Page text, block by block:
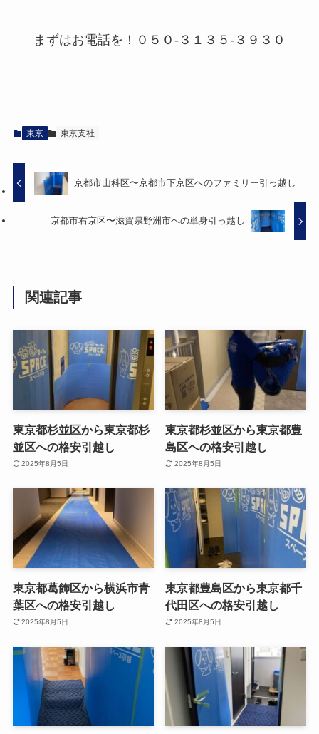
まずはお電話を！０５０-３１３５-３９３０
東京 東京支社
京都市山科区〜京都市下京区へのファミリー引っ越し
京都市右京区〜滋賀県野洲市への単身引っ越し
関連記事
東京都杉並区から東京都杉
並区への格安引越し
2025年8月5日
東京都杉並区から東京都豊
島区への格安引越し
2025年8月5日
東京都葛飾区から横浜市青
葉区への格安引越し
2025年8月5日
東京都豊島区から東京都千
代田区への格安引越し
2025年8月5日